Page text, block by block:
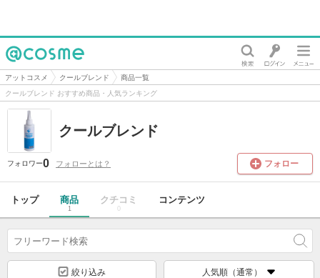
@cosme
アットコスメ クールブレンド
商品一覧
クールブレンド おすすめ商品・人気ランキング
クールブレンド
フォロワー0 フォローとは？ フォロー
トップ 商品
1
クチコミ
0
コンテンツ
絞り込み 人気順（通常）